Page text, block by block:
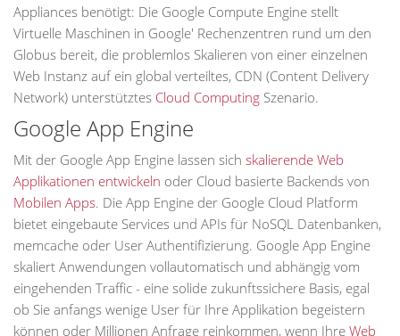
Appliances benötigt: Die Google Compute Engine stellt
Virtuelle Maschinen in Google' Rechenzentren rund um den
Globus bereit, die problemlos Skalieren von einer einzelnen
Web Instanz auf ein global verteiltes, CDN (Content Delivery
Network) unterstütztes Cloud Computing Szenario.
Google App Engine
Mit der Google App Engine lassen sich skalierende Web
Applikationen entwickeln oder Cloud basierte Backends von
Mobilen Apps. Die App Engine der Google Cloud Platform
bietet eingebaute Services und APIs für NoSQL Datenbanken,
memcache oder User Authentifizierung. Google App Engine
skaliert Anwendungen vollautomatisch und abhängig vom
eingehenden Traffic - eine solide zukunftssichere Basis, egal
ob Sie anfangs wenige User für Ihre Applikation begeistern
können oder Millionen Anfrage reinkommen, wenn Ihre Web